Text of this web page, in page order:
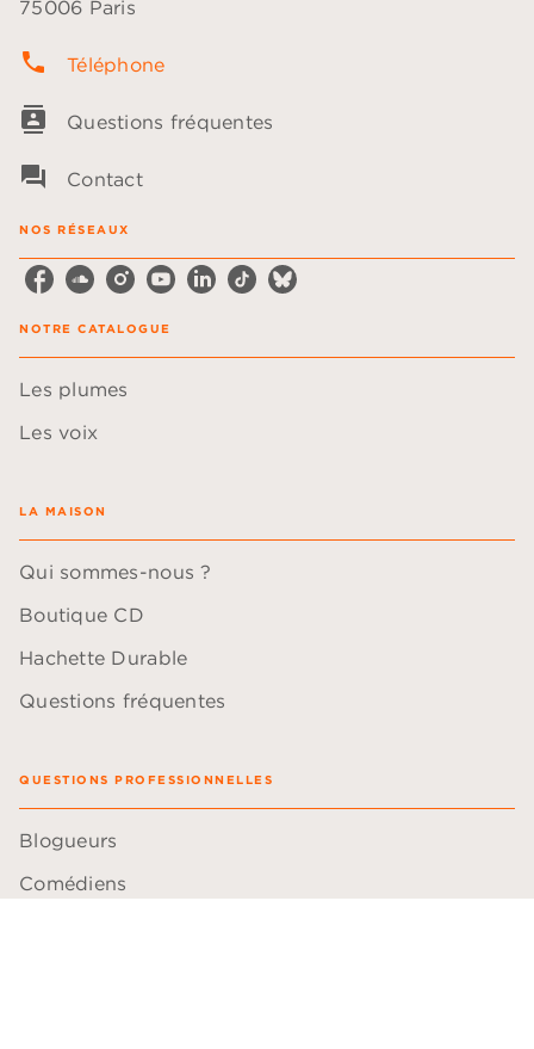
75006 Paris
phone Téléphone
contacts Questions fréquentes
question_answer Contact
NOS RÉSEAUX
NOTRE CATALOGUE
Les plumes
Les voix
LA MAISON
Qui sommes-nous ?
Boutique CD
Hachette Durable
Questions fréquentes
QUESTIONS PROFESSIONNELLES
Blogueurs
Comédiens